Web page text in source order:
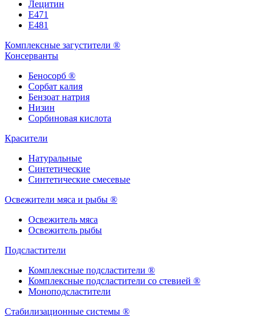
Лецитин
Е471
Е481
Комплексные загустители ®
Консерванты
Беносорб ®
Сорбат калия
Бензоат натрия
Низин
Сорбиновая кислота
Красители
Натуральные
Синтетические
Синтетические смесевые
Освежители мяса и рыбы ®
Освежитель мяса
Освежитель рыбы
Подсластители
Комплексные подсластители ®
Комплексные подсластители со стевией ®
Моноподсластители
Стабилизационные системы ®